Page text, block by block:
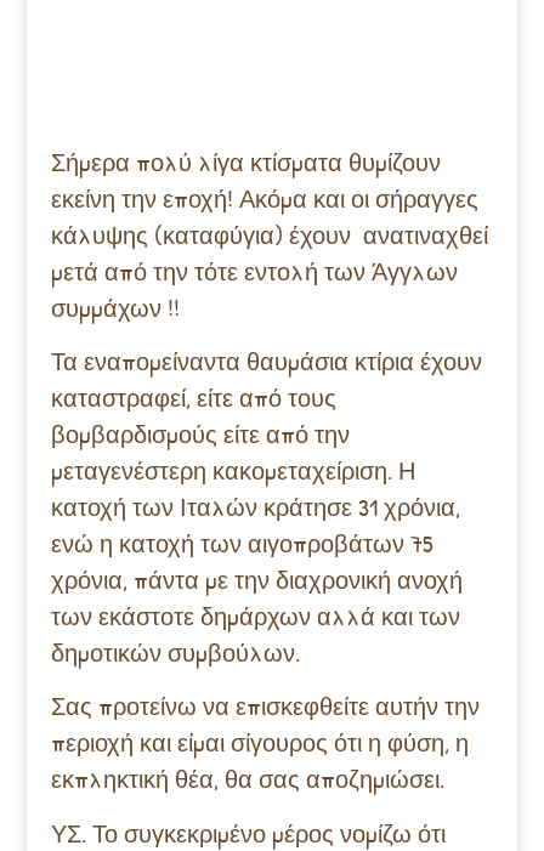
Σήμερα πολύ λίγα κτίσματα θυμίζουν
εκείνη την εποχή! Ακόμα και οι σήραγγες
κάλυψης (καταφύγια) έχουν ανατιναχθεί
μετά από την τότε εντολή των Άγγλων
συμμάχων !!
Τα εναπομείναντα θαυμάσια κτίρια έχουν
καταστραφεί, είτε από τους
βομβαρδισμούς είτε από την
μεταγενέστερη κακομεταχείριση. Η
κατοχή των Ιταλών κράτησε 31 χρόνια,
ενώ η κατοχή των αιγοπροβάτων 75
χρόνια, πάντα με την διαχρονική ανοχή
των εκάστοτε δημάρχων αλλά και των
δημοτικών συμβούλων.
Σας προτείνω να επισκεφθείτε αυτήν την
περιοχή και είμαι σίγουρος ότι η φύση, η
εκπληκτική θέα, θα σας αποζημιώσει.
ΥΣ. Το συγκεκριμένο μέρος νομίζω ότι